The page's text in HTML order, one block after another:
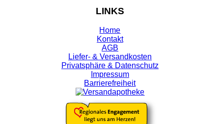
LINKS
Home
Kontakt
AGB
Liefer- & Versandkosten
Privatsphäre & Datenschutz
Impressum
Barrierefreiheit